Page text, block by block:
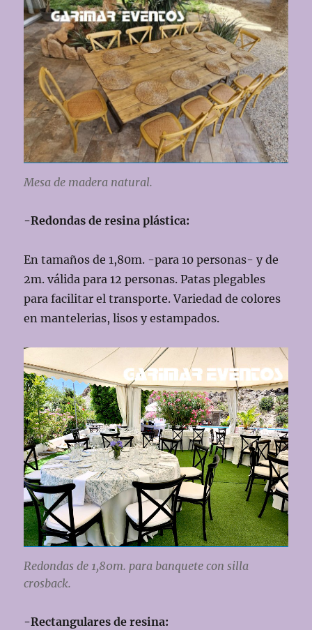
Mesa de madera natural.
-Redondas de resina plástica:
En tamaños de 1,80m. -para 10 personas- y de
2m. válida para 12 personas. Patas plegables
para facilitar el transporte. Variedad de colores
en mantelerias, lisos y estampados.
Redondas de 1,80m. para banquete con silla
crosback.
-Rectangulares de resina: